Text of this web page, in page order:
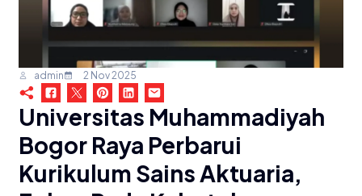
admin 2 Nov 2025
Universitas Muhammadiyah
Bogor Raya Perbarui
Kurikulum Sains Aktuaria,